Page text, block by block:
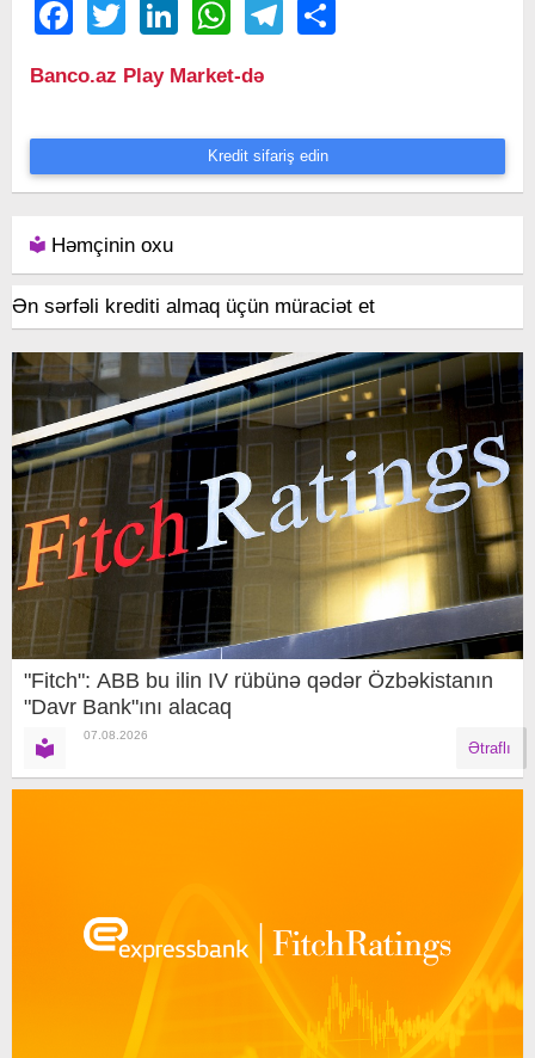
FacebookTwitter LinkedIn WhatsAppTelegram
Banco.az Play Market-də
Kredit sifariş edin
Həmçinin oxu
Ən sərfəli krediti almaq üçün müraciət et
"Fitch": ABB bu ilin IV rübünə qədər Özbəkistanın
"Davr Bank"ını alacaq
07.08.2026
Ətraflı